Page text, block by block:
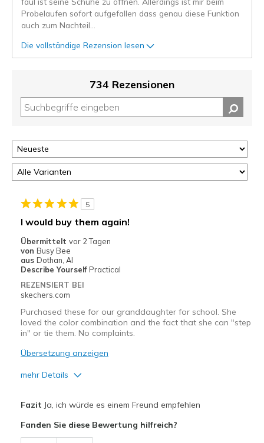
Probelaufen sofort aufgefallen dass genau diese Funktion
auch zum Nachteil
Die vollständige Rezension lesen
734 Rezensionen
5
I would buy them again!
Übermittelt vor 2 Tagen
von Busy Bee
aus Dothan, Al
Describe Yourself Practical
REZENSIERT BEI
skechers.com
Purchased these for our granddaughter for school. She
loved the color combination and the fact that she can "step
in" or tie them. No complaints.
Übersetzung anzeigen
mehr Details
Breathe Well
Fazit Ja, ich würde es einem Freund empfehlen
Fanden Sie diese Bewertung hilfreich?